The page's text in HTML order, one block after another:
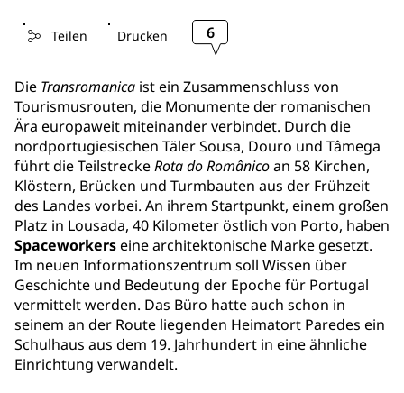
Teilen Drucken 6
Die Transromanica ist ein Zusammenschluss von
Tourismusrouten, die Monumente der romanischen
Ära europaweit miteinander verbindet. Durch die
nordportugiesischen Täler Sousa, Douro und Tâmega
führt die TeilstreckeRota do Românicoan 58 Kirchen,
Klöstern, Brücken und Turmbauten aus der Frühzeit
des Landes vorbei. An ihrem Startpunkt, einem großen
Platz in Lousada, 40 Kilometer östlich von Porto, haben
Spaceworkerseine architektonische Marke gesetzt.
Im neuen Informationszentrum soll Wissen über
Geschichte und Bedeutung der Epoche für Portugal
vermittelt werden. Das Büro hatte auch schon in
seinem an der Route liegenden Heimatort Paredes ein
Schulhaus aus dem 19. Jahrhundert in eine ähnliche
Einrichtung verwandelt.